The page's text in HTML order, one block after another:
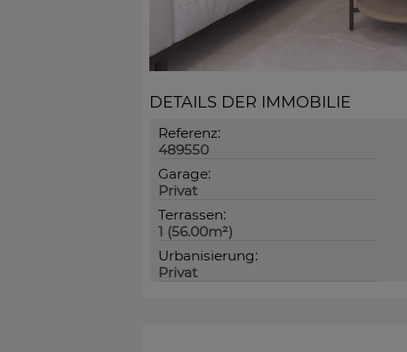
DETAILS DER IMMOBILIE
Referenz:
489550
Garage:
Privat
Terrassen:
1 (56.00m²)
Urbanisierung:
Privat